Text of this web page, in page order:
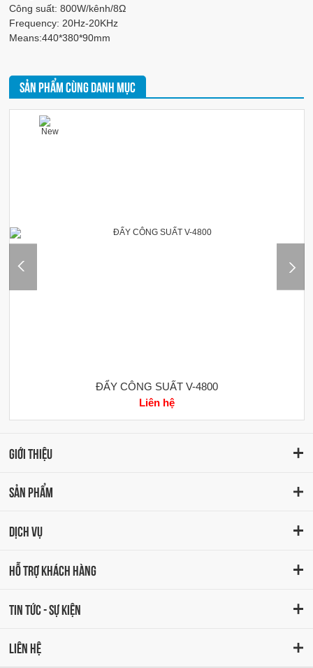
Công suất: 800W/kênh/8Ω
Frequency: 20Hz-20KHz
Means:440*380*90mm
SẢN PHẨM CÙNG DANH MỤC
ĐẨY CÔNG SUẤT V-4800
Liên hệ
GIỚI THIỆU
SẢN PHẨM
DỊCH VỤ
HỖ TRỢ KHÁCH HÀNG
TIN TỨC - SỰ KIỆN
LIÊN HỆ